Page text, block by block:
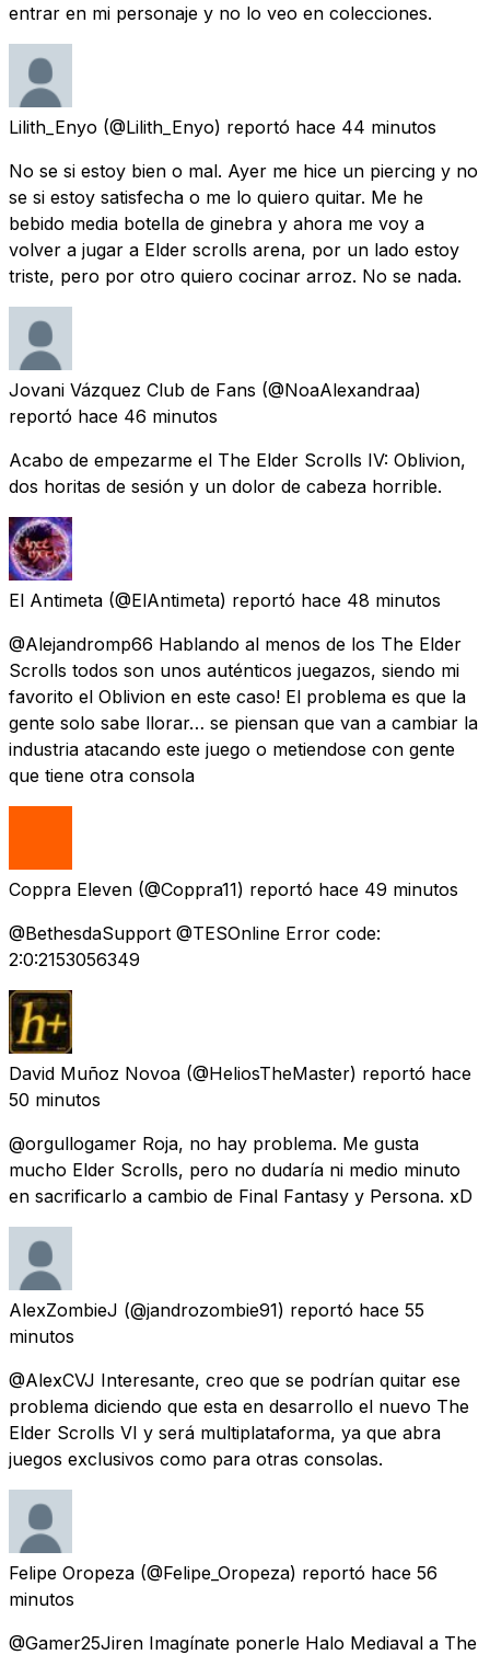
entrar en mi personaje y no lo veo en colecciones.
Lilith_Enyo (@Lilith_Enyo) reportó hace 44 minutos
No se si estoy bien o mal. Ayer me hice un piercing y no
se si estoy satisfecha o me lo quiero quitar. Me he
bebido media botella de ginebra y ahora me voy a
volver a jugar a Elder scrolls arena, por un lado estoy
triste, pero por otro quiero cocinar arroz. No se nada.
Jovani Vázquez Club de Fans (@NoaAlexandraa)
reportó hace 46 minutos
Acabo de empezarme el The Elder Scrolls IV: Oblivion,
dos horitas de sesión y un dolor de cabeza horrible.
El Antimeta (@ElAntimeta) reportó hace 48 minutos
@Alejandromp66 Hablando al menos de los The Elder
Scrolls todos son unos auténticos juegazos, siendo mi
favorito el Oblivion en este caso! El problema es que la
gente solo sabe llorar… se piensan que van a cambiar la
industria atacando este juego o metiendose con gente
que tiene otra consola
Coppra Eleven (@Coppra11) reportó hace 49 minutos
@BethesdaSupport @TESOnline Error code:
2:0:2153056349
David Muñoz Novoa (@HeliosTheMaster) reportó hace
50 minutos
@orgullogamer Roja, no hay problema. Me gusta
mucho Elder Scrolls, pero no dudaría ni medio minuto
en sacrificarlo a cambio de Final Fantasy y Persona. xD
AlexZombieJ (@jandrozombie91) reportó hace 55
minutos
@AlexCVJ Interesante, creo que se podrían quitar ese
problema diciendo que esta en desarrollo el nuevo The
Elder Scrolls VI y será multiplataforma, ya que abra
juegos exclusivos como para otras consolas.
Felipe Oropeza (@Felipe_Oropeza) reportó hace 56
minutos
@Gamer25Jiren Imagínate ponerle Halo Mediaval a The